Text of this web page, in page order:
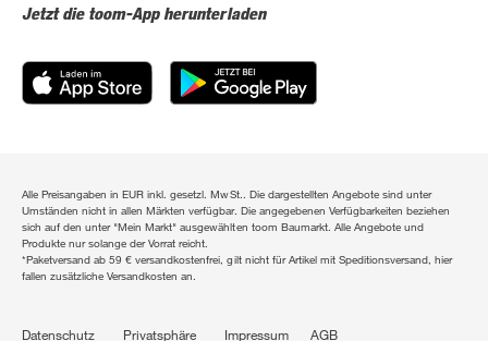
Jetzt die toom-App herunterladen
Alle Preisangaben in EUR inkl. gesetzl. MwSt.. Die dargestellten Angebote sind unter
Umständen nicht in allen Märkten verfügbar. Die angegebenen Verfügbarkeiten beziehen
sich auf den unter "Mein Markt" ausgewählten toom Baumarkt. Alle Angebote und
Produkte nur solange der Vorrat reicht.
*Paketversand ab 59 € versandkostenfrei, gilt nicht für Artikel mit Speditionsversand, hier
fallen zusätzliche Versandkosten an.
Datenschutz Privatsphäre Impressum AGB